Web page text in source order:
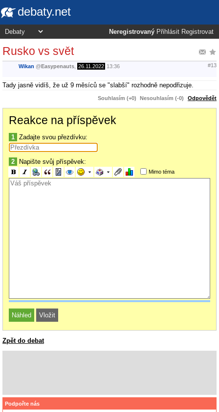
debaty.net
Neregistrovaný Přihlásit Registrovat
Rusko vs svět
Wikan @Easypenauts 26.11.2022 13:36 #13
Tady jasně vidíš, že už 9 měsíců se "slabší" rozhodně nepodřizuje.
Souhlasím (+0) Nesouhlasím (-0) Odpovědět
Reakce na příspěvek
1 Zadajte svou přezdívku:
2 Napište svůj příspěvek:
Mimo téma
Zpět do debat
Podpořte nás